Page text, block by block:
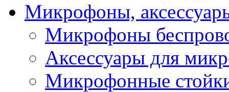
Микрофоны,
Микрофоны
Аксессуары для
Микрофонные